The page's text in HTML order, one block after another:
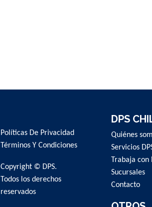
Políticas De Privacidad
Términos Y Condiciones
Copyright © DPS.
Todos los derechos
reservados
DPS
Quiénes
Servicios
Trabaja con
Sucursales
Contacto